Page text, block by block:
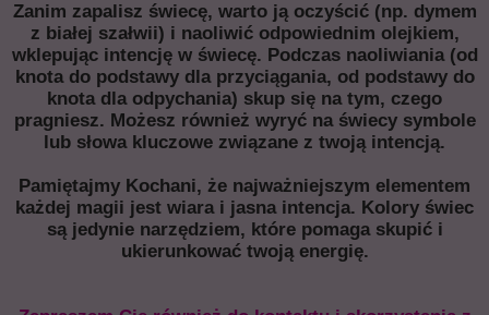
Zanim zapalisz świecę, warto ją oczyścić (np. dymem
z białej szałwii) i naoliwić odpowiednim olejkiem,
wklepując intencję w świecę. Podczas naoliwiania (od
knota do podstawy dla przyciągania, od podstawy do
knota dla odpychania) skup się na tym, czego
pragniesz. Możesz również wyryć na świecy symbole
lub słowa kluczowe związane z twoją intencją.
Pamiętajmy Kochani, że najważniejszym elementem
każdej magii jest wiara i jasna intencja. Kolory świec
są jedynie narzędziem, które pomaga skupić i
ukierunkować twoją energię.